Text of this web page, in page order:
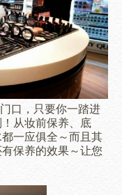
口，只要你一踏进
从妆前保养、底
一应俱全～而且其
保养的效果～让您